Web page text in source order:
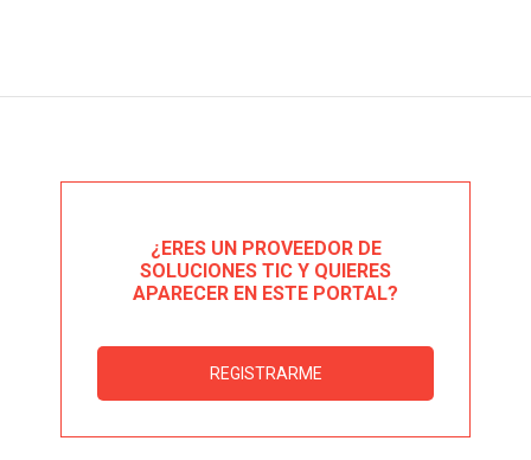
¿ERES UN PROVEEDOR DE
SOLUCIONES TIC Y QUIERES
APARECER EN ESTE PORTAL?
REGISTRARME